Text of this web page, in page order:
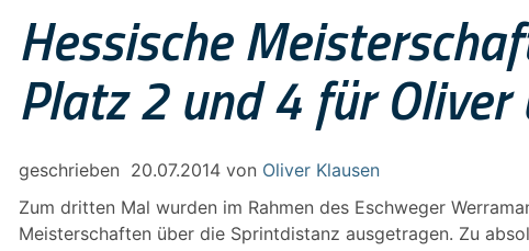
Hessische
Platz 2 und 4 für Oliver
geschrieben 20.07.2014 von Oliver Klausen
Zum dritten Mal wurden im Rahmen des Eschweger
Meisterschaften über die Sprintdistanz ausgetragen. Zu